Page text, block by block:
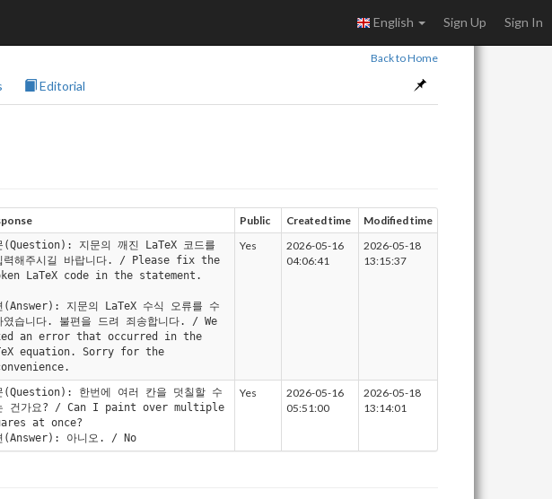
English Sign Up Sign In
Back to Home
Editorial
Public Created time
Modified time
(Question): 지문의 깨진 LaTeX 코드를
력해주시길 바랍니다. / Please fix the
LaTeX code in the statement.
(Answer): 지문의 LaTeX 수식 오류를 수
였습니다. 불편을 드려 죄송합니다. / We
an error that occurred in the
equation. Sorry for the
Yes
2026-05-16
04:06:41
2026-05-18
13:15:37
(Question): 한번에 여러 칸을 덧칠할 수
건가요? / Can I paint over multiple
at once?
(Answer): 아니오. / No
Yes
2026-05-16
05:51:00
2026-05-18
13:14:01